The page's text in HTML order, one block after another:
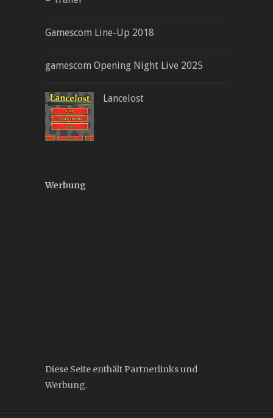
Gamescom Line-Up 2018
gamescom Opening Night Live 2025
Lancelost
Werbung
Diese Seite enthält Partnerlinks und
Werbung.